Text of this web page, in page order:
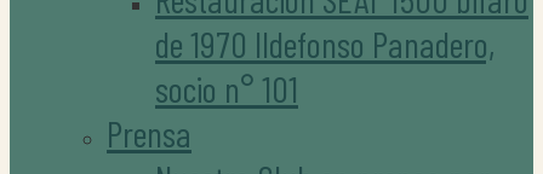
de 1970 Ildefonso Panadero,
socio n° 101
Prensa